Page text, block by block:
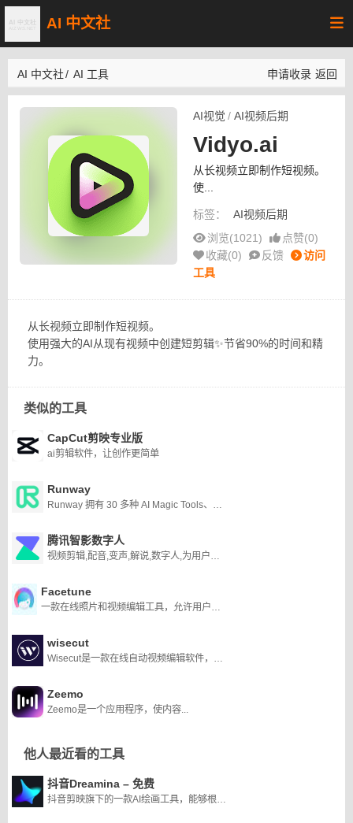
AI 中文社
AI 中文社/ AI 工具 申请收录 返回
AI视觉 / AI视频后期
Vidyo.ai
从长视频立即制作短视频。
使...
标签：
AI视频后期
浏览(1021)
点赞(0)
收藏(0) 反馈
访问
工具
从长视频立即制作短视频。
使用强大的AI从现有视频中创建短剪辑✨节省90%的时间和精
力。
类似的工具
CapCut剪映专业版
ai剪辑软件，让创作更简单
Runway
Runway 拥有 30 多种 AI Magic Tools、实时视频编辑、协作等功能，是您的下一代内容创作套件。就在您的浏览器中。
腾讯智影数字人
视频剪辑,配音,变声,解说,数字人,为用户提供从端到端的一站式视频剪辑及制作服务
Facetune
一款在线照片和视频编辑工具，允许用户创建人工智能头像，增强他们的自拍照
wisecut
Wisecut是一款在线自动视频编辑软件，它使用人工智能和语音识别来快速轻松地编辑视频。它会自动将长视频剪辑成更短、更有影响力的内容，并配有音乐、字幕和面部识别功能。它还使用人工智能和面部识别来自动“打卡”和“打卡”，生成转录的故事板进行编辑，并自动添加背景音乐和音频闪避以提高参与度。
Zeemo
Zeemo是一个应用程序，使内容...
他人最近看的工具
抖音Dreamina – 免费
抖音剪映旗下的一款AI绘画工具，能够根据用户提供的文本内容生成由AI制作的创意图片